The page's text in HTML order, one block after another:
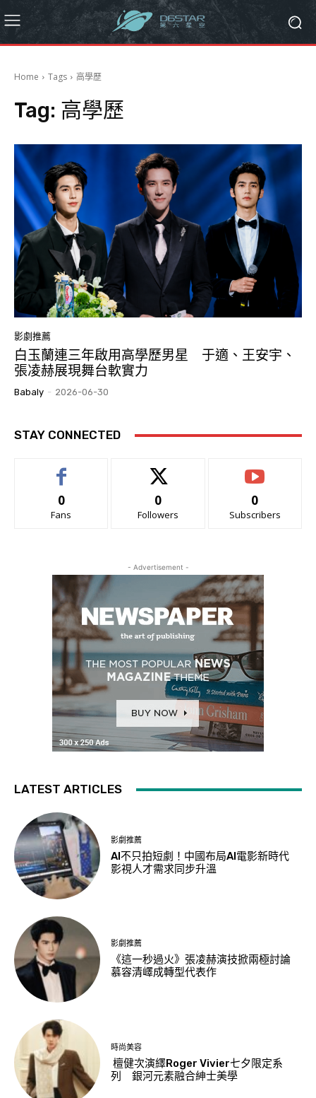
Home Tags 高學歷
Tag: 高學歷
影劇推薦
白玉蘭連三年啟用高學歷男星 于適、王安宇、
張凌赫展現舞台軟實力
Babaly - 2026-06-30
STAY CONNECTED
0
Fans
0
Followers
0
Subscribers
- Advertisement -
LATEST ARTICLES
影劇推薦
AI不只拍短劇！中國布局AI電影新時代
影視人才需求同步升溫
影劇推薦
《這一秒過火》張凌赫演技掀兩極討論
慕容清嶧成轉型代表作
時尚美容
檀健次演繹Roger Vivier七夕限定系
列 銀河元素融合紳士美學